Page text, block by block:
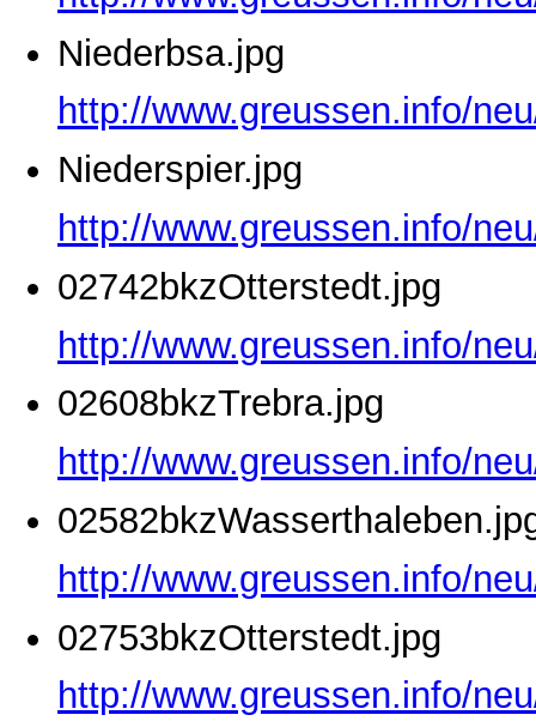
Niederbsa.jpg
http://www.greussen.info/
Niederspier.jpg
http://www.greussen.info/
02742bkzOtterstedt.jpg
http://www.greussen.info/
02608bkzTrebra.jpg
http://www.greussen.info/
http://www.greussen.info/
02753bkzOtterstedt.jpg
http://www.greussen.info/